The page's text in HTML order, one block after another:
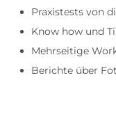
Praxistests von
Know how und
Mehrseitige
Berichte über